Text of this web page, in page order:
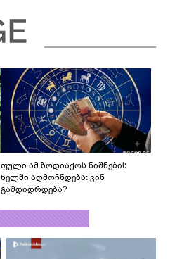
ფული ამ ზოდიაქოს ნიშნების
ხელში აღმოჩნდება: ვინ
გამდიდრდება?